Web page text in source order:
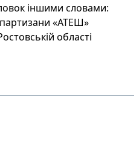
іншими словами:
«АТЕШ»
області